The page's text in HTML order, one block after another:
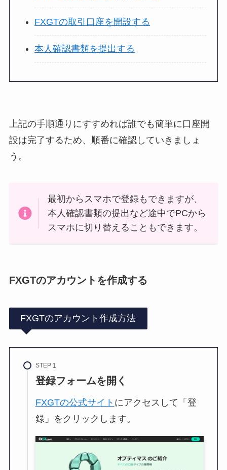
FXGTの取引口座を開設する
本人確認書類を提出する
上記の手順通りにすすめれば誰でも簡単に口座開
設は完了するため、順番に確認していきましょ
う。
最初からスマホで登録もできますが、
本人確認書類の提出など途中でPCから
スマホに切り替えることもできます。
FXGTのアカウントを作成する
FXGTのアカウント作成方法
STEP
登録フォームを開く
FXGTの公式サイト にアクセスして「登
録」をクリックします。